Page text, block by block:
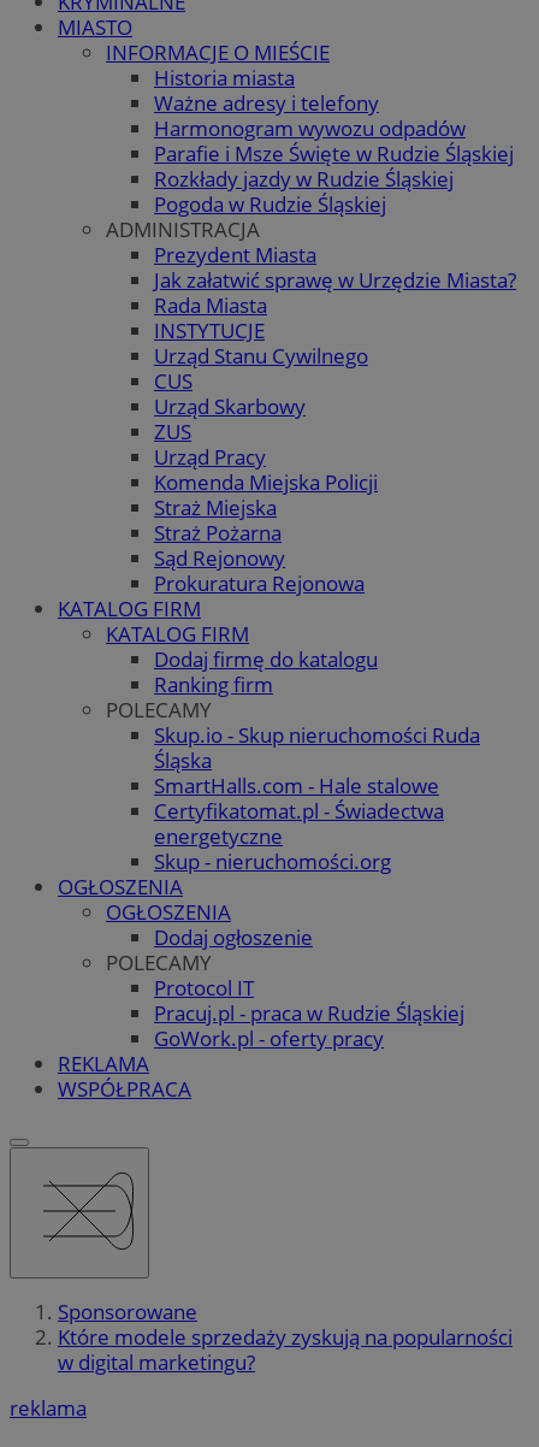
MIASTO
INFORMACJE O MIEŚCIE
Historia miasta
Ważne adresy i telefony
Harmonogram wywozu odpadów
Parafie i Msze Święte w Rudzie Śląskiej
Rozkłady jazdy w Rudzie Śląskiej
Pogoda w Rudzie Śląskiej
ADMINISTRACJA
Prezydent Miasta
Jak załatwić sprawę w Urzędzie Miasta?
Rada Miasta
INSTYTUCJE
Urząd Stanu Cywilnego
CUS
Urząd Skarbowy
ZUS
Urząd Pracy
Komenda Miejska Policji
Straż Miejska
Straż Pożarna
Sąd Rejonowy
Prokuratura Rejonowa
KATALOG FIRM
KATALOG FIRM
Dodaj firmę do katalogu
Ranking firm
POLECAMY
Skup.io - Skup nieruchomości Ruda
Śląska
SmartHalls.com - Hale stalowe
Certyfikatomat.pl - Świadectwa
energetyczne
Skup - nieruchomości.org
OGŁOSZENIA
OGŁOSZENIA
Dodaj ogłoszenie
POLECAMY
Protocol IT
Pracuj.pl - praca w Rudzie Śląskiej
GoWork.pl - oferty pracy
REKLAMA
WSPÓŁPRACA
Sponsorowane
Które modele sprzedaży zyskują na popularności
w digital marketingu?
reklama